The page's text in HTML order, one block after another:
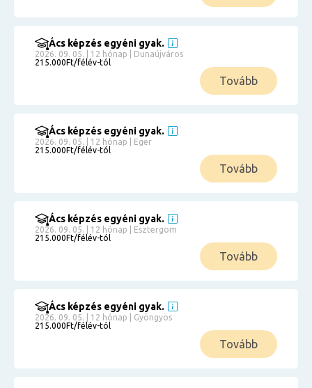
Ács képzés egyéni gyak.
2026. 09. 05. | 12 hónap | Dunaújváros
215.000Ft/félév-tól
Tovább
Ács képzés egyéni gyak.
2026. 09. 05. | 12 hónap | Eger
215.000Ft/félév-tól
Tovább
Ács képzés egyéni gyak.
2026. 09. 05. | 12 hónap | Esztergom
215.000Ft/félév-tól
Tovább
Ács képzés egyéni gyak.
2026. 09. 05. | 12 hónap | Gyöngyös
215.000Ft/félév-tól
Tovább